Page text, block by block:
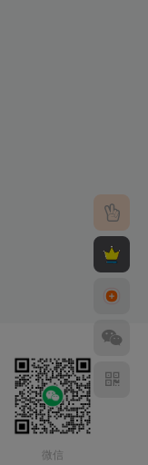
微信